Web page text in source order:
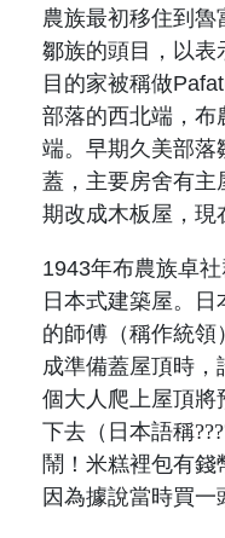
農族最初移住到魯
鄒族的頭目，以表
目的家被稱做
部落的西北端，布
端。早期久美部落
蓋，主要房舍有主
期改成木板屋，現
1943年布農族卓
日本式建築屋。
的師傅 （稱作統領）
成準備蓋屋頂時
個大人爬上屋頂將
下去 （日本語稱
鬧！米糕裡包有錢
因為據說當時買一